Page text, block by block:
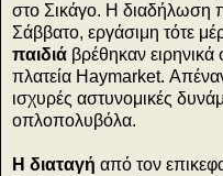
στο Σικάγο. Η διαδήλωση
Σάββατο, εργάσιμη τότε
παιδιά βρέθηκαν
πλατεία Haymarket.
ισχυρές αστυνομικές
οπλοπολυβόλα.
Η διαταγή από τον